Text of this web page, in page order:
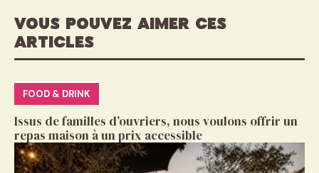
VOUS POUVEZ AIMER CES
ARTICLES
FOOD & DRINK
Issus de familles d’ouvriers, nous voulons offrir un
repas maison à un prix accessible